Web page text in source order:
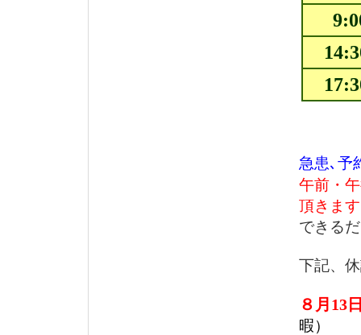
急患､予
午前・
頂きま
できる
下記、
８月13
暇）